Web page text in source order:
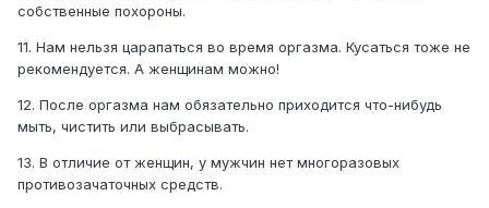
собственные похороны.
11. Нам нельзя царапаться во время оргазма. Кусаться тоже не
рекомендуется. А женщинам можно!
12. После оргазма нам обязательно приходится что-нибудь
мыть, чистить или выбрасывать.
13. В отличие от женщин, у мужчин нет многоразовых
противозачаточных средств.